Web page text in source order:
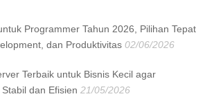
Programmer Tahun 2026, Pilihan Tepat
dan Produktivitas 02/06/2026
Terbaik untuk Bisnis Kecil agar
dan Efisien 21/05/2026